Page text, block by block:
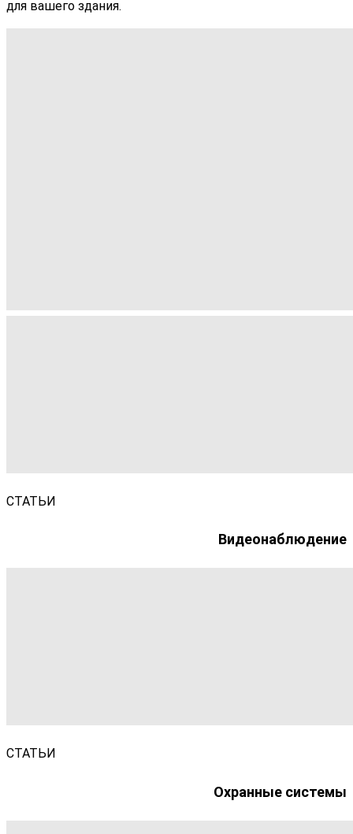
для вашего здания.
СТАТЬИ
Видеонаблюдение
СТАТЬИ
Охранные системы